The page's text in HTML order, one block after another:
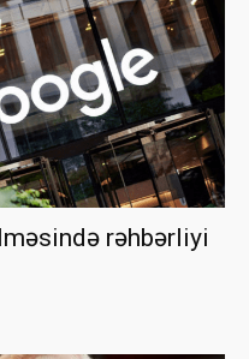
rəhbərliyi